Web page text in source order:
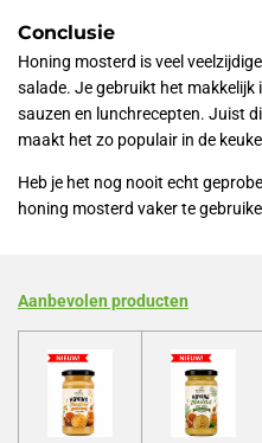
Conclusie
Honing mosterd is veel
salade. Je gebruikt het
sauzen en lunchrecepten. Juist
maakt het zo populair in de
Heb je het nog nooit echt
honing mosterd vaker te
Aanbevolen producten